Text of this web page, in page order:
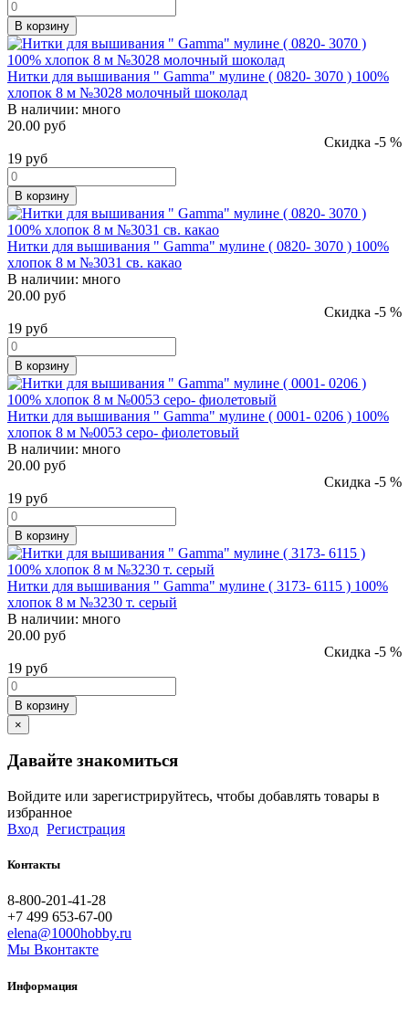
В корзину
Нитки для вышивания " Gamma" мулине ( 0820- 3070 ) 100%
хлопок 8 м №3028 молочный шоколад
В наличии: много
20.00 руб
Скидка -5 %
19 руб
В корзину
Нитки для вышивания " Gamma" мулине ( 0820- 3070 ) 100%
хлопок 8 м №3031 св. какао
В наличии: много
20.00 руб
Скидка -5 %
19 руб
В корзину
Нитки для вышивания " Gamma" мулине ( 0001- 0206 ) 100%
хлопок 8 м №0053 серо- фиолетовый
В наличии: много
20.00 руб
Скидка -5 %
19 руб
В корзину
Нитки для вышивания " Gamma" мулине ( 3173- 6115 ) 100%
хлопок 8 м №3230 т. серый
В наличии: много
20.00 руб
Скидка -5 %
19 руб
В корзину
×
Давайте знакомиться
Войдите или зарегистрируйтесь, чтобы добавлять товары в
избранное
Вход Регистрация
Контакты
8-800-201-41-28
+7 499 653-67-00
elena@1000hobby.ru
Мы Вконтакте
Информация